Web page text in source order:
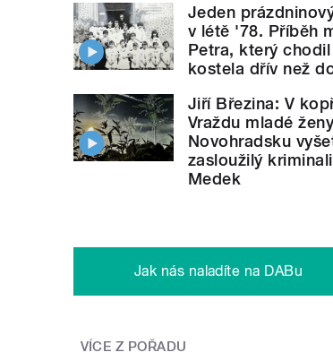
Jeden
v létě '78. Příběh
Petra, který
kostela dřív než
Jiří Březina: V
Vraždu mladé
Novohradsku
zasloužilý
Medek
Jak nás naladíte na DABu
VÍCE Z POŘADU